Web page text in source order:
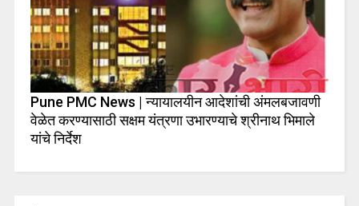
Pune PMC News | न्यायालयीन आदेशांची अंमलबजावणी
वेळेत करण्यासाठी सक्षम यंत्रणा उभारण्याचे श्रीनाथ भिमाले
यांचे निर्देश